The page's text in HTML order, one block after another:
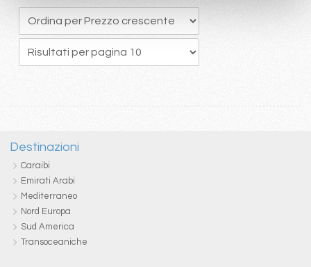
Destinazioni
Caraibi
Emirati Arabi
Mediterraneo
Nord Europa
Sud America
Transoceaniche